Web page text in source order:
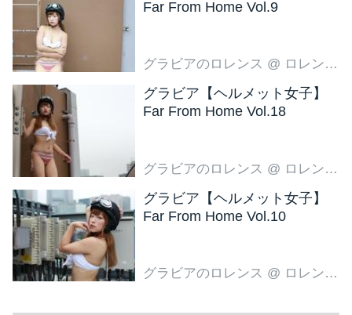
Far From Home Vol.9
グラビアのロレンス @ ロレンス編集部
グラビア【ヘルメット女子】
Far From Home Vol.18
グラビアのロレンス @ ロレンス編集部
グラビア【ヘルメット女子】
Far From Home Vol.10
グラビアのロレンス @ ロレンス編集部